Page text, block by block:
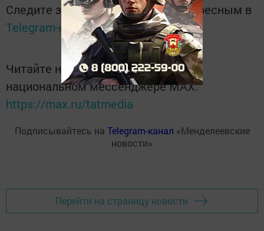
Следите за самым важным и интересным в
Telegram-каналеТатмедиа
Читайте новости Татарстана в
национальном мессенджере MАХ:
https://max.ru/tatmedia
Подписывайтесь на Telegram-канал «Менделеевские
новости»
Перейти на страницу новости